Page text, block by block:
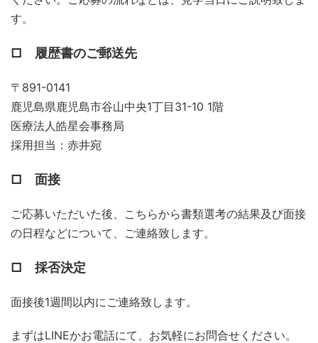
す。
□ 履歴書のご郵送先
〒891-0141
鹿児島県鹿児島市谷山中央1丁目31-10 1階
医療法人皓星会事務局
採用担当：赤井宛
□ 面接
ご応募いただいた後、こちらから書類選考の結果及び面接
の日程などについて、ご連絡致します。
□ 採否決定
面接後1週間以内にご連絡致します。
まずはLINEかお電話にて、お気軽にお問合せください。